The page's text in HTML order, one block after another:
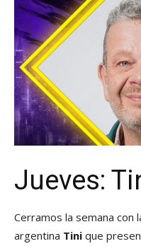
Jueves:
Cerramos la semana con
argentina Tini que